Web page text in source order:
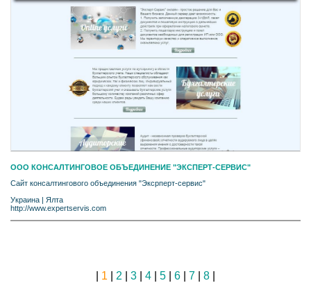
ООО КОНСАЛТИНГОВОЕ ОБЪЕДИНЕНИЕ "ЭКСПЕРТ-СЕРВИС"
Сайт консалтингового объединения "Эксрперт-сервис"
Украина | Ялта
http://www.expertservis.com
1 2 3 4 5 6 7 8